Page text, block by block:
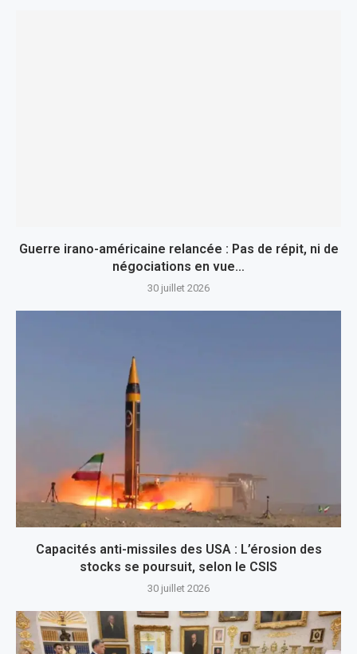
Guerre irano-américaine relancée : Pas de répit, ni de
négociations en vue…
30 juillet 2026
Capacités anti-missiles des USA : L’érosion des
stocks se poursuit, selon le CSIS
30 juillet 2026